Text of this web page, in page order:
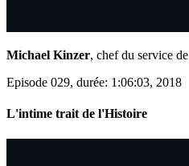
Michael Kinzer, chef du service
Episode 029, durée: 1:06:03, 2018
L'intime trait de l'Histoire